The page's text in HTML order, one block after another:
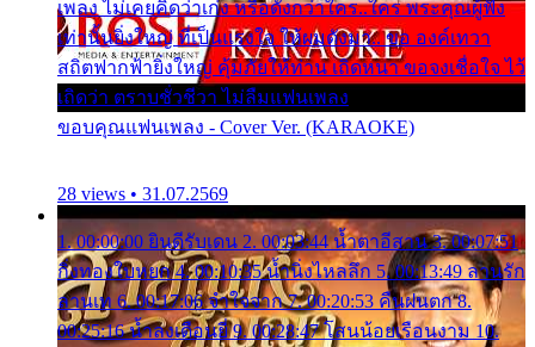
เพลง ไม่เคยคิดว่าเก่ง หรือดังกว่าใคร..ใคร พระคุณผู้ฟัง
เท่านั้นยิ่งใหญ่ ที่เป็นแรงใจ ให้ผมดังมา.. ขอ องค์เทวา
สถิตฟากฟ้ายิ่งใหญ่ คุ้มภัยให้ท่าน เถิดหนา ขอจงเชื่อใจ ไว้
เถิดว่า ตราบชั่วชีวา ไม่ลืมแฟนเพลง
ขอบคุณแฟนเพลง - Cover Ver. (KARAOKE)
28 views • 31.07.2569
1. 00:00:00 ยินดีรับเดน 2. 00:03:44 น้ำตาอีสาน 3. 00:07:51
กิ่งทองใบหยก 4. 00:10:35 น้ำนิ่งไหลลึก 5. 00:13:49 ลานรัก
ลานเท 6. 00:17:06 จำใจจาก 7. 00:20:53 คืนฝนตก 8.
00:25:16 น้ำลงเดือนยี่ 9. 00:28:47 โสนน้อยเรือนงาม 10.